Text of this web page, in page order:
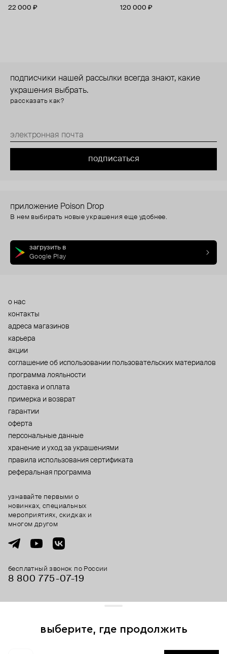
22 000 ₽
120 000 ₽
подписчики нашей рассылки всегда знают, какие
украшения выбрать.
рассказать как?
подписаться
приложение Poison Drop
В нем выбирать новые украшения еще удобнее.
загрузить в
Google Play
о нас
контакты
адреса магазинов
карьера
акции
cоглашение об использовании пользовательских материалов
программа лояльности
доставка и оплата
примерка и возврат
гарантии
оферта
персональные данные
хранение и уход за украшениями
правила использования сертификата
реферальная программа
бесплатный звонок по России
8 800 775⁠-07⁠-19
узнавайте первыми о
новинках, специальных
мероприятиях, скидках и
многом другом
выберите, где продолжить